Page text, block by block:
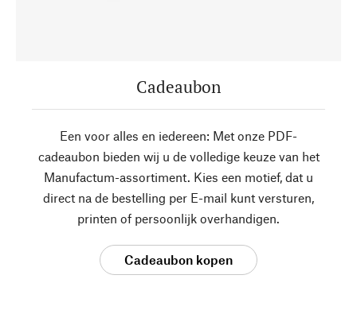
Cadeaubon
Een voor alles en iedereen: Met onze PDF-
cadeaubon bieden wij u de volledige keuze van het
Manufactum-assortiment. Kies een motief, dat u
direct na de bestelling per E-mail kunt versturen,
printen of persoonlijk overhandigen.
Cadeaubon kopen